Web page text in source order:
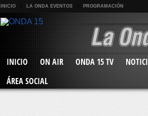
INICIO LA ONDA EVENTOS PROGRAMACIÓN
INICIO ON AIR ONDA 15 TV
ÁREA SOCIAL